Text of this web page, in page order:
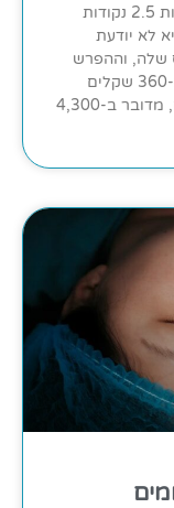
הראשונה אחרי שנים. היא רואה שמופיעות 2.5 נקודות
לא יודעת
שלה, וההפרש
הזה – 1.5 נקודות לחודש – מתורגם לכ-360 שקלים
בחודש שהיא מפסידה. במונחים שנתיים, מדובר ב-4,300